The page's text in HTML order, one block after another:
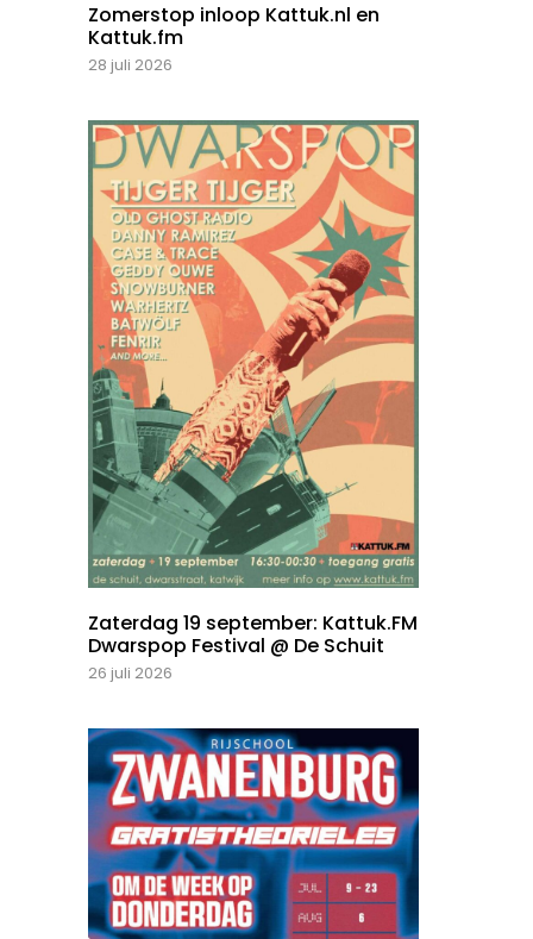
Zomerstop inloop Kattuk.nl en
Kattuk.fm
28 juli 2026
Zaterdag 19 september: Kattuk.FM
Dwarspop Festival @ De Schuit
26 juli 2026